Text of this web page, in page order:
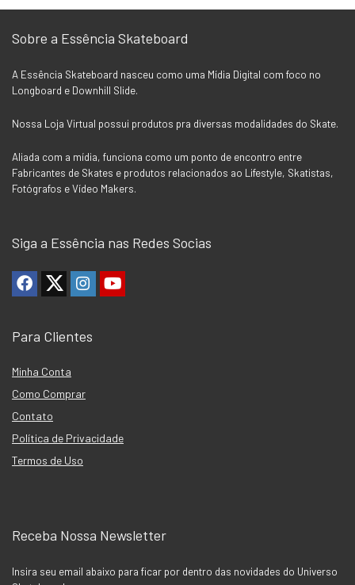
R$129,90.R$99,90.
Sobre a Essência Skateboard
A Essência Skateboard nasceu como uma Mídia Digital com foco no
Longboard e Downhill Slide.
Nossa Loja Virtual possui produtos pra diversas modalidades do Skate.
Aliada com a mídia, funciona como um ponto de encontro entre
Fabricantes de Skates e produtos relacionados ao Lifestyle, Skatistas,
Fotógrafos e Vídeo Makers.
Siga a Essência nas Redes Socias
Para Clientes
Minha Conta
Como Comprar
Contato
Política de Privacidade
Termos de Uso
Receba Nossa Newsletter
Insira seu email abaixo para ficar por dentro das novidades do Universo